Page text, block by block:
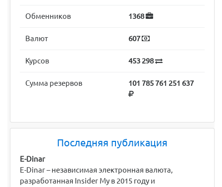
Обменников 1368
Валют 607
Курсов 453 298
Сумма резервов 101 785 761 251 637
Последняя публикация
E-Dinar
E-Dinar – независимая электронная валюта,
разработанная Insider My в 2015 году и